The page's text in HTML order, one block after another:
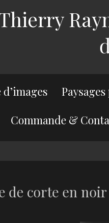
Commande &
de corte en